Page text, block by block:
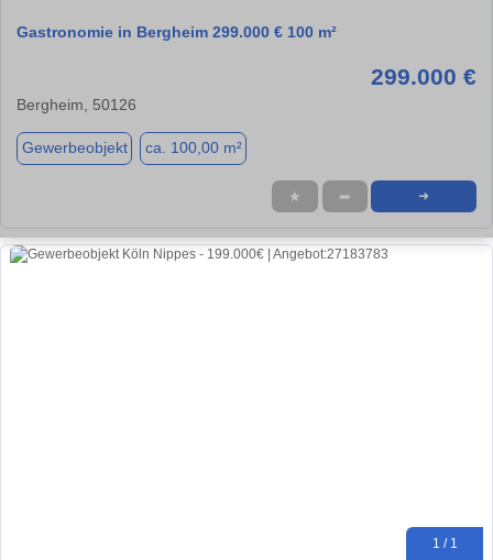
Gastronomie in Bergheim 299.000 € 100 m²
299.000 €
Bergheim, 50126
Gewerbeobjekt ca. 100,00 m²
★ ➦ ➜
1 / 1